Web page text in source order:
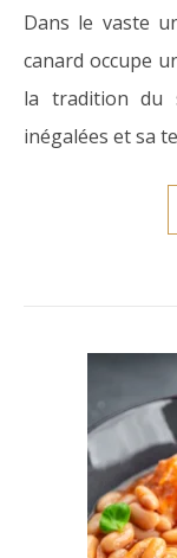
Dans le vaste univers culinaire français, le confit de
canard occupe
la tradition du
inégalées et sa